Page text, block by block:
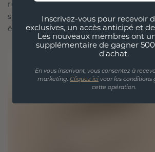
résister à l'épreuve du temps. Elle
symbole d'amour et de moments
être portée et chérie pour toujours.
Inscrivez-vous pour recevoir
exclusives, un accès anticipé et
Les nouveaux membres ont
supplémentaire de gagner
d'achat.
En vous inscrivant, vous consentez à
marketing. Cliquez ici voor les conditions
cette opération.